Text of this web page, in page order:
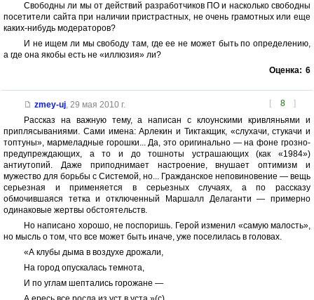
Свободны ли мы от действий разработчиков ПО и насколько свободны
посетители сайта при наличии пристрастных, не очень грамотных или еще
каких-нибудь модераторов?
И не ищем ли мы свободу там, где ее не может быть по определению,
а где она якобы есть не «иллюзия» ли?
Оценка: 6
[ 8 ]
zmey-uj, 29 мая 2010 г.
Рассказ на важную тему, а написан с клоунскими кривляньями и
приплясываниями. Сами имена: Арлекин и Тиктакщик, «слухачи, стукачи и
топтуны», мармеладные горошки... Да, это оригинально — на фоне грозно-
предупреждающих, а то и до тошноты устрашающих (как «1984»)
антиутопий. Даже приподнимает настроение, внушает оптимизм и
мужество для борьбы с Системой, но... Гражданское неповиновение — вещь
серьезная и применяется в серьезных случаях, а по рассказу
обмочившаяся тетка и отключенный Маршалл Делаганти — примерно
одинаковые жертвы обстоятельств.
Но написано хорошо, не поспоришь. Герой изменил «самую малость»,
но мысль о том, что все может быть иначе, уже поселилась в головах.
«А клубы дыма в воздухе дрожали,
На город опускалась темнота,
И по углам шептались горожане —